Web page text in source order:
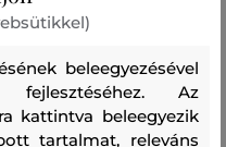
beleegyezésével
fejlesztéséhez. Az
kattintva beleegyezik
tartalmat, releváns